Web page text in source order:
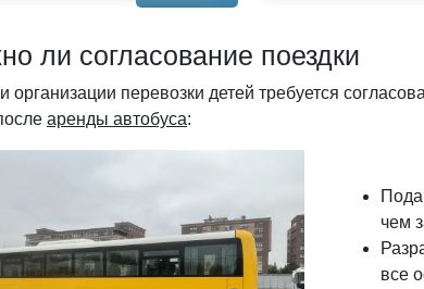
ли согласование поездки
организации перевозки детей требуется
аренды автобуса:
чем
все